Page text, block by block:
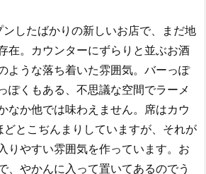
したばかりの新しいお店で、まだ地
在。カウンターにずらりと並ぶお酒
ような落ち着いた雰囲気。バーっぽ
ぽくもある、不思議な空間でラーメ
なか他では味わえません。席はカウ
とこぢんまりしていますが、それが
りやすい雰囲気を作っています。お
、やかんに入って置いてあるのでう